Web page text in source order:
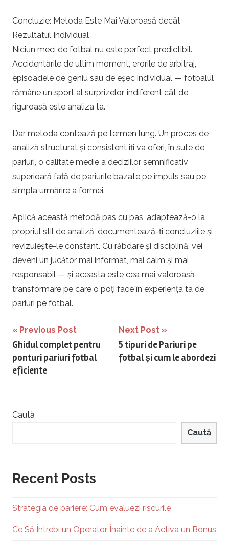
Concluzie: Metoda Este Mai Valoroasă decât
Rezultatul Individual
Niciun meci de fotbal nu este perfect predictibil.
Accidentările de ultim moment, erorile de arbitraj,
episoadele de geniu sau de eșec individual — fotbalul
rămâne un sport al surprizelor, indiferent cât de
riguroasă este analiza ta.
Dar metoda contează pe termen lung. Un proces de
analiză structurat și consistent îți va oferi, în sute de
pariuri, o calitate medie a deciziilor semnificativ
superioară față de pariurile bazate pe impuls sau pe
simpla urmărire a formei.
Aplică această metodă pas cu pas, adaptează-o la
propriul stil de analiză, documentează-ți concluziile și
revizuiește-le constant. Cu răbdare și disciplină, vei
deveni un jucător mai informat, mai calm și mai
responsabil — și aceasta este cea mai valoroasă
transformare pe care o poți face în experiența ta de
pariuri pe fotbal.
Navigare
în
articole
Previous Post
Ghidul complet pentru
ponturi pariuri fotbal
eficiente
Next Post
5 tipuri de Pariuri pe
fotbal și cum le abordezi
Caută
Caută
Recent Posts
Strategia de pariere: Cum evaluezi riscurile
Ce Să Întrebi un Operator Înainte de a Activa un Bonus